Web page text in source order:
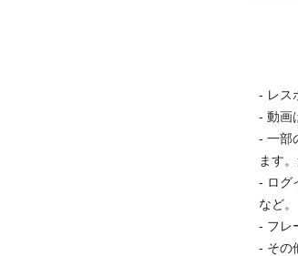
- レス
- 動画
- 一部
ます
- ログ
など。
- フレ
- その